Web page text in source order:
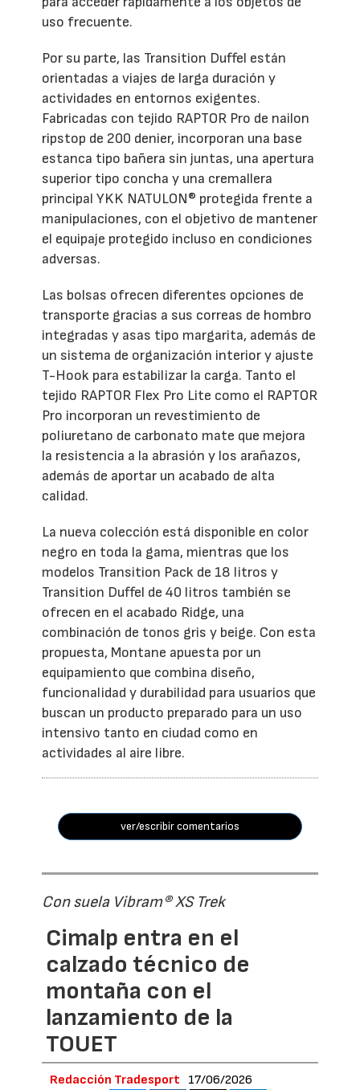
uso frecuente.
Por su parte, las Transition Duffel están
orientadas a viajes de larga duración y
actividades en entornos exigentes.
Fabricadas con tejido RAPTOR Pro de nailon
ripstop de 200 denier, incorporan una base
estanca tipo bañera sin juntas, una apertura
superior tipo concha y una cremallera
principal YKK NATULON® protegida frente a
manipulaciones, con el objetivo de mantener
el equipaje protegido incluso en condiciones
adversas.
Las bolsas ofrecen diferentes opciones de
transporte gracias a sus correas de hombro
integradas y asas tipo margarita, además de
un sistema de organización interior y ajuste
T-Hook para estabilizar la carga. Tanto el
tejido RAPTOR Flex Pro Lite como el RAPTOR
Pro incorporan un revestimiento de
poliuretano de carbonato mate que mejora
la resistencia a la abrasión y los arañazos,
además de aportar un acabado de alta
calidad.
La nueva colección está disponible en color
negro en toda la gama, mientras que los
modelos Transition Pack de 18 litros y
Transition Duffel de 40 litros también se
ofrecen en el acabado Ridge, una
combinación de tonos gris y beige. Con esta
propuesta, Montane apuesta por un
equipamiento que combina diseño,
funcionalidad y durabilidad para usuarios que
buscan un producto preparado para un uso
intensivo tanto en ciudad como en
actividades al aire libre.
ver/escribir comentarios
Con suela Vibram® XS Trek
Cimalp entra en el
calzado técnico de
montaña con el
lanzamiento de la
TOUET
Redacción Tradesport 17/06/2026